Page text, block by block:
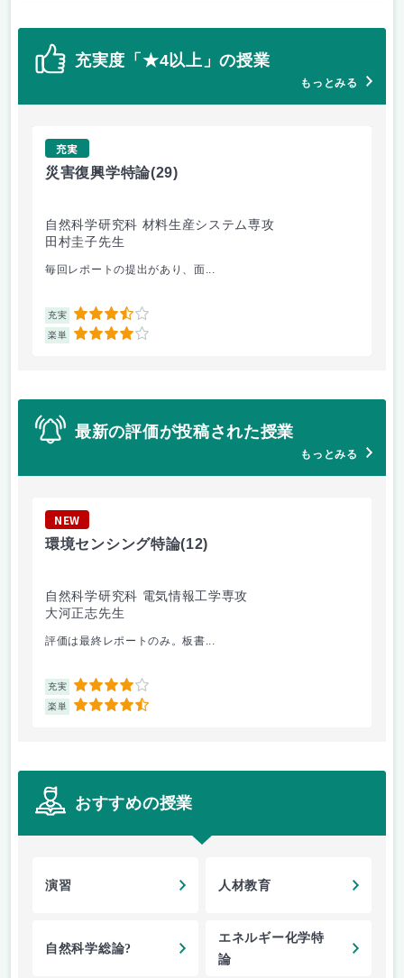
充実度「★4以上」の授業
もっとみる
充実
災害復興学特論(29)
自然科学研究科 材料生産システム専攻
田村圭子先生
毎回レポートの提出があり、面...
充実 3.5
楽単 4
最新の評価が投稿された授業
もっとみる
NEW
環境センシング特論(12)
自然科学研究科 電気情報工学専攻
大河正志先生
評価は最終レポートのみ。板書...
充実 4
楽単 4.5
おすすめの授業
演習 人材教育
自然科学総論?
エネルギー化学特
論